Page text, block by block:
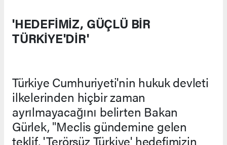
'HEDEFİMİZ, GÜÇLÜ BİR
TÜRKİYE'DİR'
Türkiye Cumhuriyeti'nin hukuk devleti
ilkelerinden hiçbir zaman
ayrılmayacağını belirten Bakan
Gürlek, "Meclis gündemine gelen
teklif, 'Terörsüz Türkiye' hedefimizin